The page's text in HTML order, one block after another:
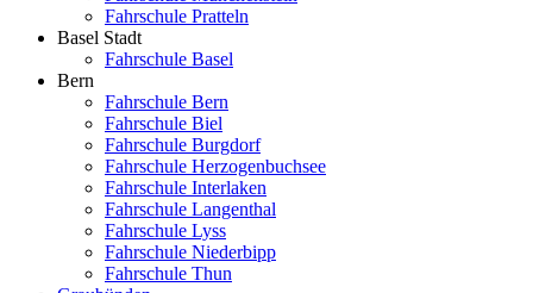
Fahrschule Pratteln
Basel Stadt
Fahrschule Basel
Bern
Fahrschule Bern
Fahrschule Biel
Fahrschule Burgdorf
Fahrschule Herzogenbuchsee
Fahrschule Interlaken
Fahrschule Langenthal
Fahrschule Lyss
Fahrschule Niederbipp
Fahrschule Thun